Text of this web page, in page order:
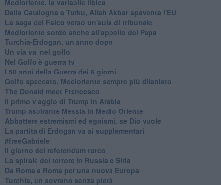
Medioriente, la variabile libica
Dalla Catalogna a Turku, Allah Akbar spaventa l'EU
La saga del Falco verso un'aula di tribunale
Medioriente sordo anche all'appello del Papa
Turchia-Erdogan, un anno dopo
Un via vai nel golfo
Nel Golfo è guerra tv
I 50 anni della Guerra dei 6 giorni
Golfo spaccato, Medioriente sempre più dilaniato
The Donald meet Francesco
Il primo viaggio di Trump in Arabia
Trump aspirante Messia in Medio Oriente
Abbattere estremismi ed egoismi, se Dio vuole
La partita di Erdogan va ai supplementari
#freeGabriele
Il giorno del referendum turco
La spirale del terrore in Russia e Siria
Da Roma a Roma per una nuova Europa
Turchia, un sovrano senza pietà